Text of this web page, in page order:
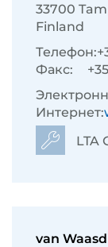
33700
Finland
Телефон:
Факс:
Интернет:
LTA
van